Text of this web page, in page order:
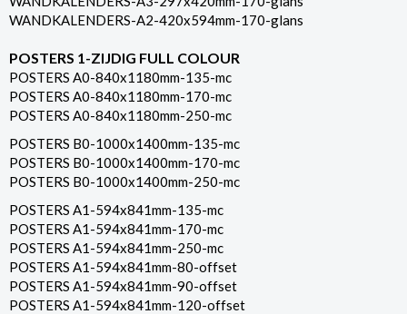
WANDKALENDERS-A2-420x594mm-170-glans
POSTERS 1-ZIJDIG FULL COLOUR
POSTERS A0-840x1180mm-135-mc
POSTERS A0-840x1180mm-170-mc
POSTERS A0-840x1180mm-250-mc
POSTERS B0-1000x1400mm-135-mc
POSTERS B0-1000x1400mm-170-mc
POSTERS B0-1000x1400mm-250-mc
POSTERS A1-594x841mm-135-mc
POSTERS A1-594x841mm-170-mc
POSTERS A1-594x841mm-250-mc
POSTERS A1-594x841mm-80-offset
POSTERS A1-594x841mm-90-offset
POSTERS A1-594x841mm-120-offset